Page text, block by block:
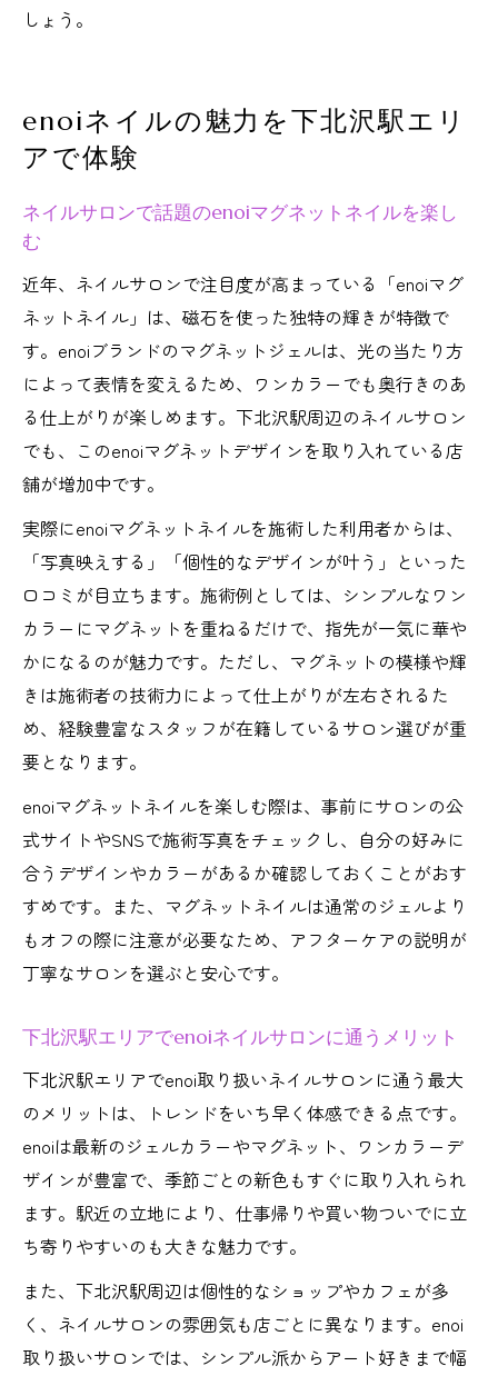
しょう。
enoiネイルの魅力を下北沢駅エリ
アで体験
ネイルサロンで話題のenoiマグネットネイルを楽し
む
近年、ネイルサロンで注目度が高まっている「enoiマグ
ネットネイル」は、磁石を使った独特の輝きが特徴で
す。enoiブランドのマグネットジェルは、光の当たり方
によって表情を変えるため、ワンカラーでも奥行きのあ
る仕上がりが楽しめます。下北沢駅周辺のネイルサロン
でも、このenoiマグネットデザインを取り入れている店
舗が増加中です。
実際にenoiマグネットネイルを施術した利用者からは、
「写真映えする」「個性的なデザインが叶う」といった
口コミが目立ちます。施術例としては、シンプルなワン
カラーにマグネットを重ねるだけで、指先が一気に華や
かになるのが魅力です。ただし、マグネットの模様や輝
きは施術者の技術力によって仕上がりが左右されるた
め、経験豊富なスタッフが在籍しているサロン選びが重
要となります。
enoiマグネットネイルを楽しむ際は、事前にサロンの公
式サイトやSNSで施術写真をチェックし、自分の好みに
合うデザインやカラーがあるか確認しておくことがおす
すめです。また、マグネットネイルは通常のジェルより
もオフの際に注意が必要なため、アフターケアの説明が
丁寧なサロンを選ぶと安心です。
下北沢駅エリアでenoiネイルサロンに通うメリット
下北沢駅エリアでenoi取り扱いネイルサロンに通う最大
のメリットは、トレンドをいち早く体感できる点です。
enoiは最新のジェルカラーやマグネット、ワンカラーデ
ザインが豊富で、季節ごとの新色もすぐに取り入れられ
ます。駅近の立地により、仕事帰りや買い物ついでに立
ち寄りやすいのも大きな魅力です。
また、下北沢駅周辺は個性的なショップやカフェが多
く、ネイルサロンの雰囲気も店ごとに異なります。enoi
取り扱いサロンでは、シンプル派からアート好きまで幅